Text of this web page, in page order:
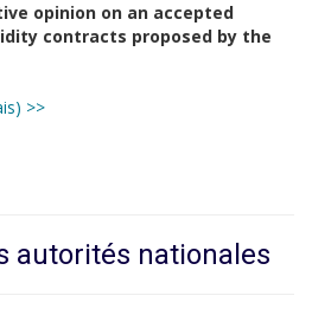
opinion on an accepted
contracts proposed by the
>>
autorités nationales